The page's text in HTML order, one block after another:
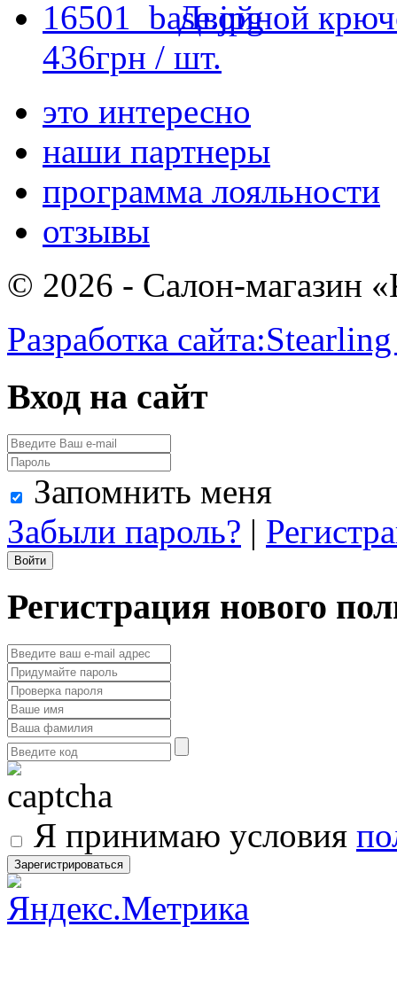
Двойной
436грн / шт.
это интересно
наши партнеры
программа лояльности
отзывы
© 2026 - Салон-магазин
Разработка сайта:
Вход на сайт
Запомнить меня
Забыли пароль? |
Регистрация нового
Я принимаю условия